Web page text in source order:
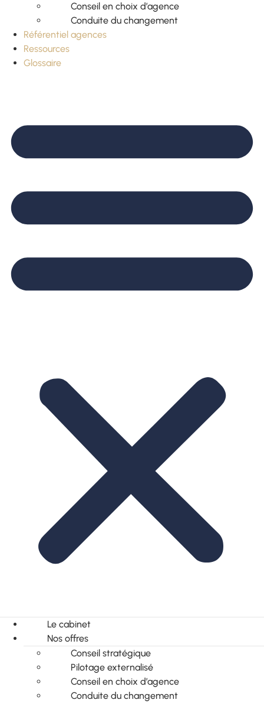
Conseil en choix d’agence
Conduite du changement
Référentiel agences
Ressources
Glossaire
Le cabinet
Nos offres
Conseil stratégique
Pilotage externalisé
Conseil en choix d’agence
Conduite du changement